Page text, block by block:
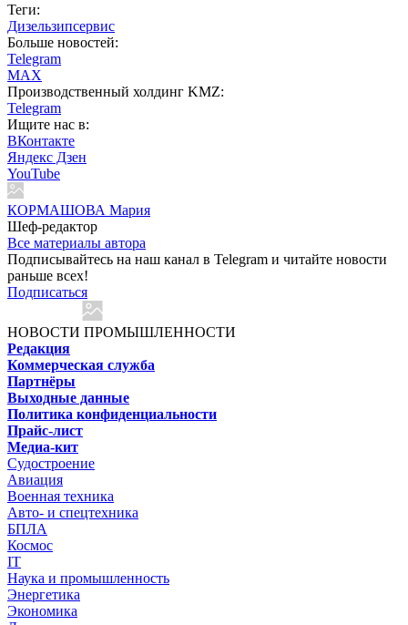
Теги:
Дизельзипсервис
Больше новостей:
Telegram
MAX
Производственный холдинг KMZ:
Telegram
Ищите нас в:
ВКонтакте
Яндекс Дзен
YouTube
КОРМАШОВА Мария
Шеф-редактор
Все материалы автора
Подписывайтесь на наш канал в Telegram и читайте новости
раньше всех!
Подписаться
НОВОСТИ ПРОМЫШЛЕННОСТИ
Редакция
Коммерческая служба
Партнёры
Выходные данные
Политика конфиденциальности
Прайс-лист
Медиа-кит
Судостроение
Авиация
Военная техника
Авто- и спецтехника
БПЛА
Космос
IT
Наука и промышленность
Энергетика
Экономика